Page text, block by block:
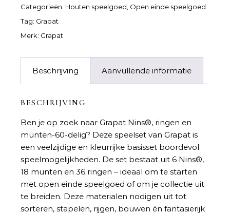
Categorieën: Houten speelgoed Open einde speelgoed
Tag: Grapat
Merk: Grapat
Beschrijving Aanvullende informatie
BESCHRIJVING
Ben je op zoek naar Grapat Nins®, ringen en
munten-60-delig? Deze speelset van Grapat is
een veelzijdige en kleurrijke basisset boordevol
speelmogelijkheden. De set bestaat uit 6 Nins®,
18 munten en 36 ringen – ideaal om te starten
met open einde speelgoed of om je collectie uit
te breiden. Deze materialen nodigen uit tot
sorteren, stapelen, rijgen, bouwen én fantasierijk